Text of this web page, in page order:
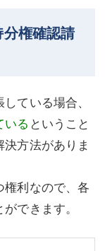
権確認請
している場合、
いる ということ
方法がありま
権利なので、各
できます。